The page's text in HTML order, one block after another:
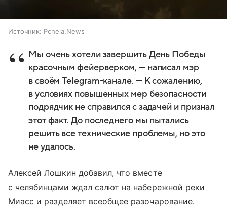
Источник: Pchela.News
Мы очень хотели завершить День Победы
красочным фейерверком, — написал мэр
в своём Telegram-канале. — К сожалению,
в условиях повышенных мер безопасности
подрядчик не справился с задачей и признал
этот факт. До последнего мы пытались
решить все технические проблемы, но это
не удалось.
Алексей Лошкин добавил, что вместе
с челябинцами ждал салют на набережной реки
Миасс и разделяет всеобщее разочарование.